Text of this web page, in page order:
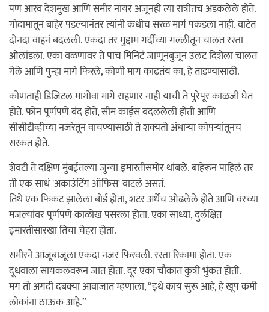
पण आरव देशमुख आणि समीर नायर अजूनही त्या रात्रीतच अडकलेले होते.
गोदामातून बाहेर पडल्यानंतर त्यांनी कधीच सरळ मार्ग पकडला नाही. वाटेत
दोनदा वाहनं बदलली. एकदा तर मुद्दाम गर्दीच्या गल्लीतून चालत रस्ता
ओलांडला. एका वळणावर ते पाच मिनिटं जाणूनबुजून उलट दिशेला चालत
गेले आणि पुन्हा मागे फिरले, कोणी माग काढतंय का, हे ताडण्यासाठी.
कोणताही डिजिटल मागोवा मागे राहणार नाही याची ते पुरेपूर काळजी घेत
होते. फोन पूर्णपणे बंद होते, सीम कार्ड्स बदललेली होती आणि
सीसीटीव्हीच्या नजरेतून वाचण्यासाठी ते शक्यतो अंधाऱ्या कोपऱ्यांतूनच
सरकत होते.
शेवटी ते दक्षिण मुंबईतल्या जुन्या इमारतीसमोर थांबले. बाहेरून पाहिलं तर
ती एक साधं 'अकाउंटिंग ऑफिस' वाटलं असतं.
तिथे एक फिकट झालेला बोर्ड होता, शटर अर्धेच ओढलेले होते आणि वरच्या
मजल्यांवर पूर्णपणे काळोख पसरला होता. एका साध्या, दुर्लक्षित
इमारतीसारखा तिचा चेहरा होता.
समीरने आजूबाजूला एकदा नजर फिरवली. रस्ता रिकामा होता. एक
दूधवाला सायकलवरून जात होता. दूर एका चौकात कुत्री भुंकत होती.
मग तो अगदी दबक्या आवाजात म्हणाला, “इथे काय सुरू आहे, हे खूप कमी
लोकांना ठाऊक आहे.”